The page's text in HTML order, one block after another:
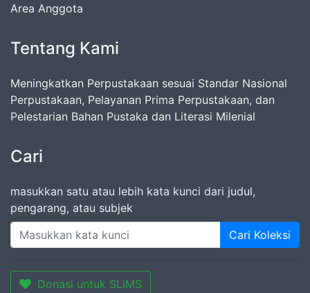
Area Anggota
Tentang Kami
Meningkatkan Perpustakaan sesuai Standar Nasional
Perpustakaan, Pelayanan Prima Perpustakaan, dan
Pelestarian Bahan Pustaka dan Literasi Milenial
Cari
masukkan satu atau lebih kata kunci dari judul,
pengarang, atau subjek
Cari Koleksi
Donasi untuk SLiMS